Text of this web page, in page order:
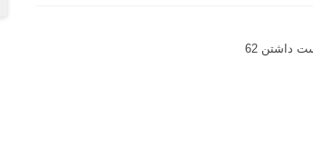
داشتن 62